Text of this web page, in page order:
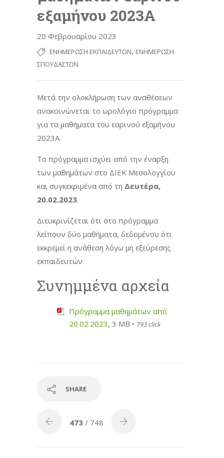
εξαμήνου 2023Α
20 Φεβρουαρίου 2023
ΕΝΗΜΈΡΩΣΗ ΕΚΠΑΙΔΕΥΤΏΝ, ΕΝΗΜΈΡΩΣΗ
ΣΠΟΥΔΑΣΤΏΝ
Μετά την ολοκλήρωση των αναθέσεων
ανακοινώνεται το ωρολόγιο πρόγραμμα
για τα μαθήματα του εαρινού εξαμήνου
2023Α.
Το πρόγραμμα ισχύει από την έναρξη
των μαθημάτων στο ΔΙΕΚ Μεσολογγίου
και συγκεκριμένα από τη Δευτέρα,
20.02.2023.
Διευκρινίζεται ότι στο πρόγραμμα
λείπουν δύο μαθήματα, δεδομένου ότι
εκκρεμεί η ανάθεση λόγω μη εξεύρεσης
εκπαιδευτών.
Συνημμένα αρχεία
Πρόγραμμα μαθημάτων από
20.02.2023, 3 MB • 793 click
SHARE
473 / 748